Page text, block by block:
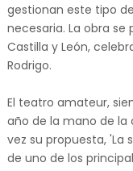
gestionan este tipo
necesaria. La obra se
Castilla y León,
Rodrigo.
El teatro amateur,
año de la mano de la
vez su propuesta, 'La
de uno de los